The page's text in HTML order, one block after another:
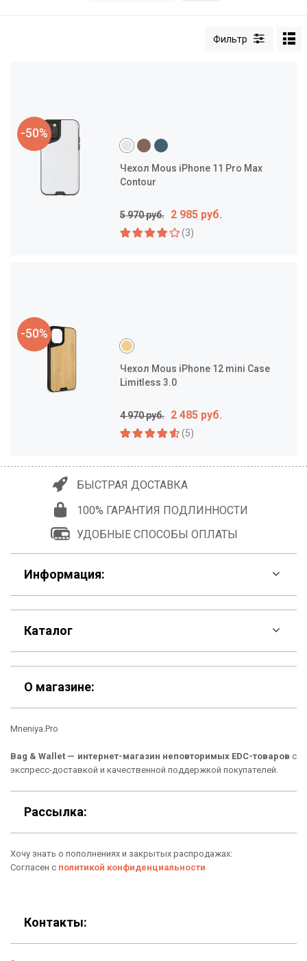
-50%
Чехол Mous iPhone 11 Pro Max
Contour
5 970 руб. 2 985 руб.
(3)
-50%
Чехол Mous iPhone 12 mini Case
Limitless 3.0
4 970 руб. 2 485 руб.
(5)
БЫСТРАЯ ДОСТАВКА
100% ГАРАНТИЯ ПОДЛИННОСТИ
УДОБНЫЕ СПОСОБЫ ОПЛАТЫ
Информация:
F.A.Q
Контакты
Шоурум
Материалы
Подарочные сертификаты
О нас
Отзывы о Bag & Wallet
Гарантия
Условия возврата
Каталог
Скидки
Кошельки
Сумки
Новинки
Подарки
О магазине:
Mneniya.Pro
Bag & Wallet — интернет-магазин неповторимых EDC-товаров с
экспресс-доставкой и качественной поддержкой покупателей.
Рассылка:
Хочу знать о пополнениях и закрытых распродажах:
Согласен с политикой конфиденциальности
Контакты: